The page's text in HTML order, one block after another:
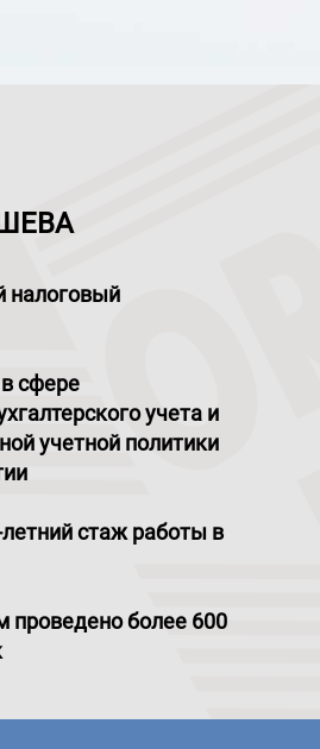
налоговый
сфере
учета и
учетной политики
стаж работы в
проведено более 600